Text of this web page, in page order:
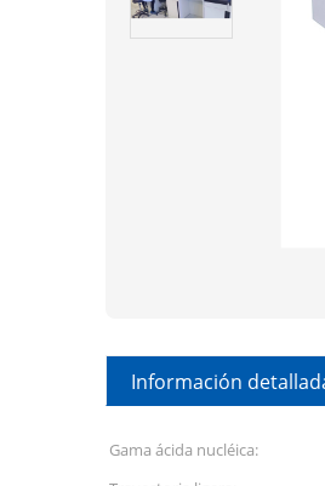
Información
Gama ácida nucléica: